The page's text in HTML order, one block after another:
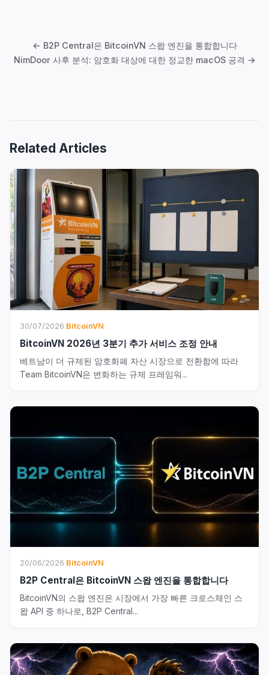
← B2P Central은 BitcoinVN 스왑 엔진을 통합합니다
NimDoor 사후 분석: 암호화 대상에 대한 정교한 macOS 공격 →
Related Articles
30/07/2026·BitcoinVN
BitcoinVN 2026년 3분기 추가 서비스 조정 안내
베트남이 더 규제된 암호화폐 자산 시장으로 전환함에 따라
Team BitcoinVN은 변화하는 규제 프레임워...
20/06/2026·BitcoinVN
B2P Central은 BitcoinVN 스왑 엔진을 통합합니다
BitcoinVN의 스왑 엔진은 시장에서 가장 빠른 크로스체인 스
왑 API 중 하나로, B2P Central...